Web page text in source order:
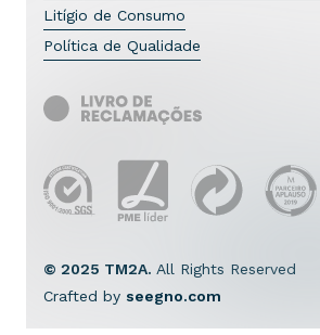
Litígio de Consumo
Política de Qualidade
© 2025 TM2A. All Rights Reserved
Crafted by seegno.com